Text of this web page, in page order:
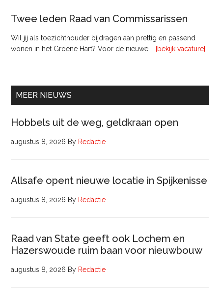
Twee leden Raad van Commissarissen
Wil jij als toezichthouder bijdragen aan prettig en passend
wonen in het Groene Hart? Voor de nieuwe …
[bekijk vacature]
MEER NIEUWS
Hobbels uit de weg, geldkraan open
augustus 8, 2026 By Redactie
Allsafe opent nieuwe locatie in Spijkenisse
augustus 8, 2026 By Redactie
Raad van State geeft ook Lochem en
Hazerswoude ruim baan voor nieuwbouw
augustus 8, 2026 By Redactie